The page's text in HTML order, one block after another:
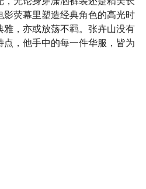
影荧幕里塑造经典角色的高光时
雅，亦或放荡不羁。张卉山没有
点，他手中的每一件华服，皆为